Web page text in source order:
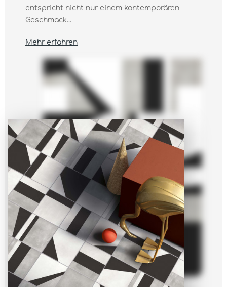
entspricht nicht nur einem kontemporären
Geschmack...
Mehr erfahren